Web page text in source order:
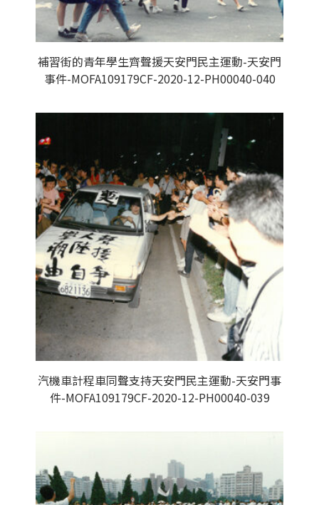
補習街的青年學生齊聲援天安門民主運動-天安門
事件-MOFA109179CF-2020-12-PH00040-040
汽機車計程車同聲支持天安門民主運動-天安門事
件-MOFA109179CF-2020-12-PH00040-039